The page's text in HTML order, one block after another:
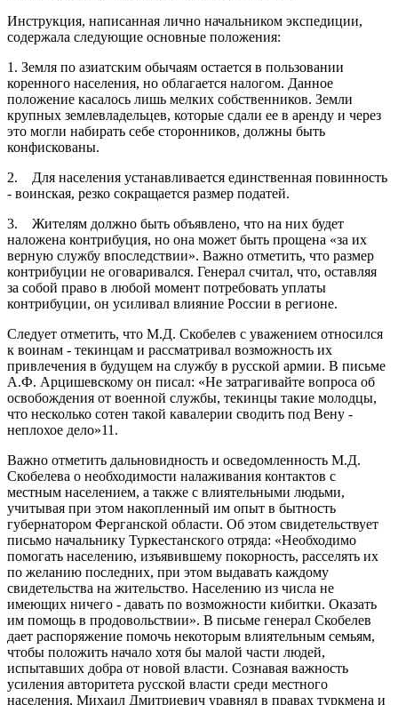
Инструкция, написанная лично начальником экспедиции,
содержала следующие основные положения:
1. Земля по азиатским обычаям остается в пользовании
коренного населения, но облагается налогом. Данное
положение касалось лишь мелких собственников. Земли
крупных землевладельцев, которые сдали ее в аренду и через
это могли набирать себе сторонников, должны быть
конфискованы.
2. Для населения устанавливается единственная повинность
- воинская, резко сокращается размер податей.
3. Жителям должно быть объявлено, что на них будет
наложена контрибуция, но она может быть прощена «за их
верную службу впоследствии». Важно отметить, что размер
контрибуции не оговаривался. Генерал считал, что, оставляя
за собой право в любой момент потребовать уплаты
контрибуции, он усиливал влияние России в регионе.
Следует отметить, что М.Д. Скобелев с уважением относился
к воинам - текинцам и рассматривал возможность их
привлечения в будущем на службу в русской армии. В письме
А.Ф. Арцишевскому он писал: «Не затрагивайте вопроса об
освобождения от военной службы, текинцы такие молодцы,
что несколько сотен такой кавалерии сводить под Вену -
неплохое дело»11.
Важно отметить дальновидность и осведомленность М.Д.
Скобелева о необходимости налаживания контактов с
местным населением, а также с влиятельными людьми,
учитывая при этом накопленный им опыт в бытность
губернатором Ферганской области. Об этом свидетельствует
письмо начальнику Туркестанского отряда: «Необходимо
помогать населению, изъявившему покорность, расселять их
по желанию последних, при этом выдавать каждому
свидетельства на жительство. Населению из числа не
имеющих ничего - давать по возможности кибитки. Оказать
им помощь в продовольствии». В письме генерал Скобелев
дает распоряжение помочь некоторым влиятельным семьям,
чтобы положить начало хотя бы малой части людей,
испытавших добра от новой власти. Сознавая важность
усиления авторитета русской власти среди местного
населения, Михаил Дмитриевич уравнял в правах туркмена и